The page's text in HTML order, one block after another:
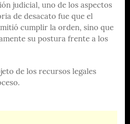
judicial, uno de los aspectos
de desacato fue que el
cumplir la orden, sino que
su postura frente a los
de los recursos legales